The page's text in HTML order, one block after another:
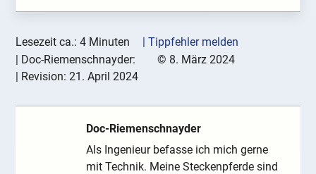
Lesezeit ca.: 4 Minuten
| Tippfehler melden
| Doc-Riemenschnayder: © 8. März 2024
| Revision:21. April 2024
Doc-Riemenschnayder
Als Ingenieur befasse ich mich gerne
mit Technik. Meine Steckenpferde sind